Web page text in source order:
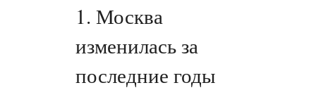
1. Москва
изменилась за
последние годы